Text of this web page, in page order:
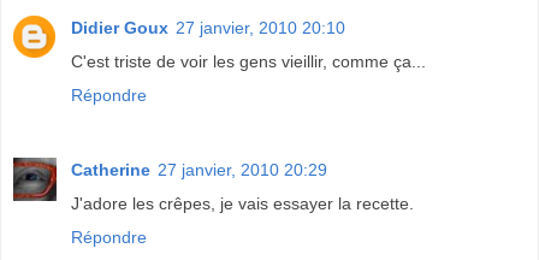
Didier Goux 27 janvier, 2010 20:10
C'est triste de voir les gens vieillir, comme ça...
Répondre
Catherine 27 janvier, 2010 20:29
J'adore les crêpes, je vais essayer la recette.
Répondre